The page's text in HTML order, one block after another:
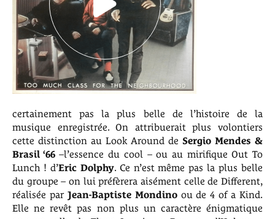
certainement pas la plus belle de l’histoire de la
musique enregistrée. On attribuerait plus volontiers
cette distinction au Look Around de Sergio Mendes &
Brasil ‘66–l’essence du cool – ou au mirifique Out To
Lunch ! d’EricDolphy. Ce n’est même pas la plus belle
du groupe – on lui préfèrera aisément celle de Different,
réalisée par Jean-Baptiste Mondinoou de 4 of a Kind.
Elle ne revêt pas non plus un caractère énigmatique